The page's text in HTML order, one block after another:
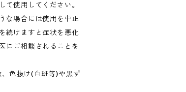
て使用してください。
な場合には使用を中止
続けますと症状を悪化
にご相談されることを
色抜け(白班等)や黒ず